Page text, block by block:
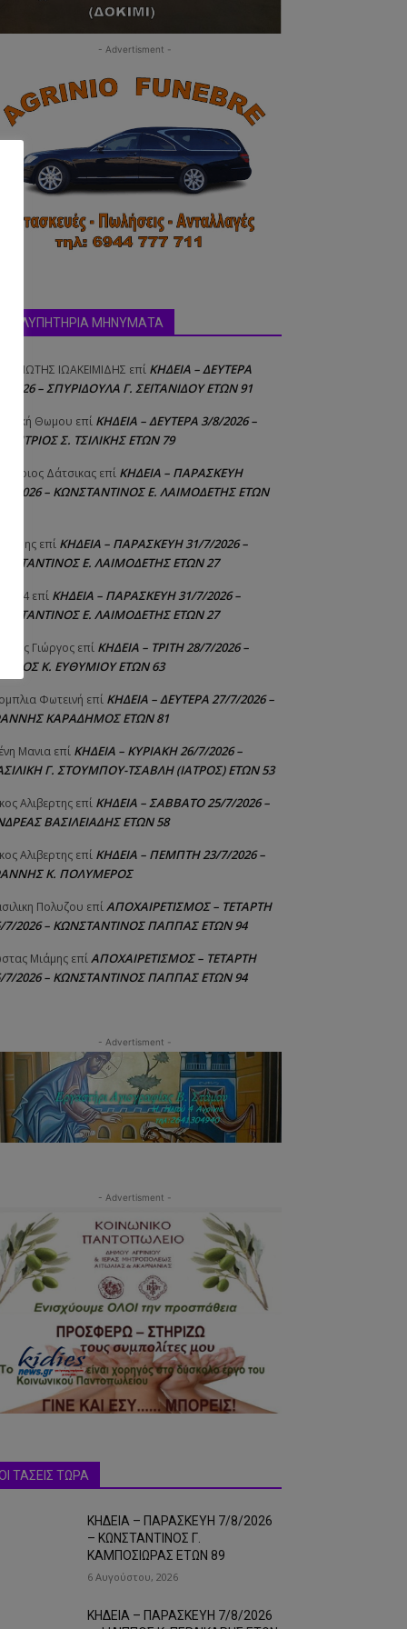
- Advertisment -
ΜΗΝΥΜΑΤΑ
IΩΑΚΕΙΜΙΔΗΣ επί ΚΗΔΕΙΑ – ΔΕΥΤΕΡΑ
2026 – ΣΠΥΡΙΔΟΥΛΑ Γ. ΣΕΪΤΑΝΙΔΟΥ ΕΤΩΝ 91
Θωμου επί ΚΗΔΕΙΑ – ΔΕΥΤΕΡΑ 3/8/2026 –
Σ. ΤΣΙΛΙΚΗΣ ΕΤΩΝ 79
Δάτσικας επί ΚΗΔΕΙΑ – ΠΑΡΑΣΚΕΥΗ
7/2026 – ΚΩΝΣΤΑΝΤΙΝΟΣ Ε. ΛΑΙΜΟΔΕΤΗΣ ΕΤΩΝ
επί ΚΗΔΕΙΑ – ΠΑΡΑΣΚΕΥΗ 31/7/2026 –
Ε. ΛΑΙΜΟΔΕΤΗΣ ΕΤΩΝ 27
επί ΚΗΔΕΙΑ – ΠΑΡΑΣΚΕΥΗ 31/7/2026 –
Ε. ΛΑΙΜΟΔΕΤΗΣ ΕΤΩΝ 27
Γιώργος επί ΚΗΔΕΙΑ – ΤΡΙΤΗ 28/7/2026 –
Κ. ΕΥΘΥΜΙΟΥ ΕΤΩΝ 63
Φωτεινή επί ΚΗΔΕΙΑ – ΔΕΥΤΕΡΑ 27/7/2026 –
ΚΑΡΑΔΗΜΟΣ ΕΤΩΝ 81
Μανια επί ΚΗΔΕΙΑ – ΚΥΡΙΑΚΗ 26/7/2026 –
Γ. ΣΤΟΥΜΠΟΥ-ΤΣΑΒΛΗ (ΙΑΤΡΟΣ) ΕΤΩΝ 53
Αλιβερτης επί ΚΗΔΕΙΑ – ΣΑΒΒΑΤΟ 25/7/2026 –
ΒΑΣΙΛΕΙΑΔΗΣ ΕΤΩΝ 58
Αλιβερτης επί ΚΗΔΕΙΑ – ΠΕΜΠΤΗ 23/7/2026 –
Κ. ΠΟΛΥΜΕΡΟΣ
Πολυζου επίΑΠΟΧΑΙΡΕΤΙΣΜΟΣ – ΤΕΤΑΡΤΗ
7/2026 – ΚΩΝΣΤΑΝΤΙΝΟΣ ΠΑΠΠΑΣ ΕΤΩΝ 94
Μιάμης επίΑΠΟΧΑΙΡΕΤΙΣΜΟΣ – ΤΕΤΑΡΤΗ
7/2026 – ΚΩΝΣΤΑΝΤΙΝΟΣ ΠΑΠΠΑΣ ΕΤΩΝ 94
- Advertisment -
- Advertisment -
ΤΑΣΕΙΣ ΤΩΡΑ
ΚΗΔΕΙΑ – ΠΑΡΑΣΚΕΥΗ 7/8/2026
– ΚΩΝΣΤΑΝΤΙΝΟΣ Γ.
ΚΑΜΠΟΣΙΩΡΑΣ ΕΤΩΝ 89
6 Αυγούστου, 2026
ΚΗΔΕΙΑ – ΠΑΡΑΣΚΕΥΗ 7/8/2026